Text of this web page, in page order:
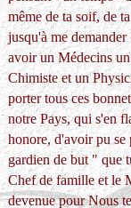
même de ta soif, de
jusqu'à me
avoir un Médecins
Chimiste et un
porter tous ces
notre Pays, qui s'en
honore, d'avoir pu
gardien de but " que
Chef de famille et le
devenue pour Nous